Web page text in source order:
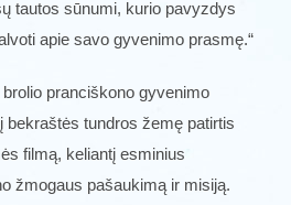
tautos sūnumi, kurio pavyzdys
apie savo gyvenimo prasmę.“
pranciškono gyvenimo
bekraštės tundros žemę patirtis
filmą, keliantį esminius
žmogaus pašaukimą ir misiją.